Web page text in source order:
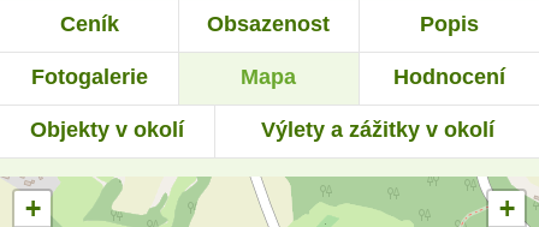
Ceník Obsazenost Popis
Fotogalerie Mapa Hodnocení
Objekty v okolí Výlety a zážitky v okolí
+
+